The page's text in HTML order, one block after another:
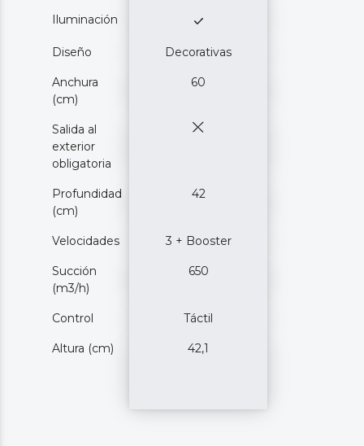
Iluminación
Diseño Decorativas
Anchura
(cm)
60
Salida al
exterior
obligatoria
Profundidad
(cm)
42
Velocidades 3 + Booster
Succión
(m3/h)
650
Control Táctil
Altura (cm) 42,1